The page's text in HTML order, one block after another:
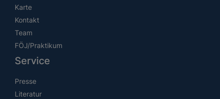
Karte
Kontakt
Team
FÖJ/Praktikum
Service
Presse
Literatur